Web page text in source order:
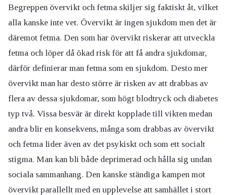
Begreppen övervikt och fetma skiljer sig faktiskt åt, vilket
alla kanske inte vet. Övervikt är ingen sjukdom men det är
däremot fetma. Den som har övervikt riskerar att utveckla
fetma och löper då ökad risk för att få andra sjukdomar,
därför definierar man fetma som en sjukdom. Desto mer
övervikt man har desto större är risken av att drabbas av
flera av dessa sjukdomar, som högt blodtryck och diabetes
typ två. Vissa besvär är direkt kopplade till vikten medan
andra blir en konsekvens, många som drabbas av övervikt
och fetma lider även av det psykiskt och som ett socialt
stigma. Man kan bli både deprimerad och hålla sig undan
sociala sammanhang. Den kanske ständiga kampen mot
övervikt parallellt med en upplevelse att samhället i stort